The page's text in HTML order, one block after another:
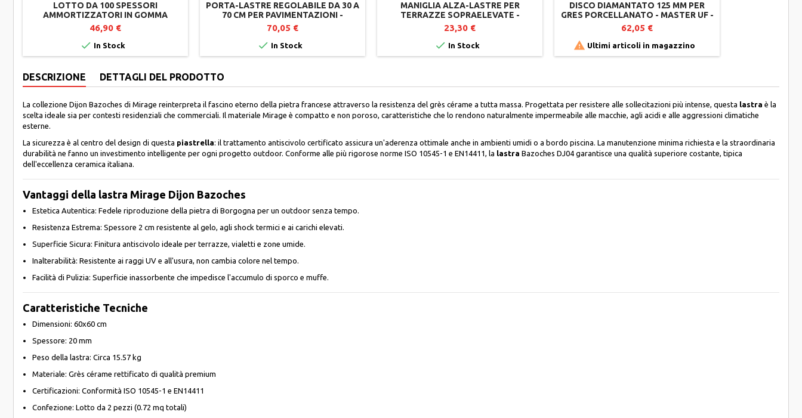
LOTTO DA 100 SPESSORI
AMMORTIZZATORI IN GOMMA
RICICLATA PER SUPPORTI TERRAZZA
46,90 €
 In Stock
PORTA-LASTRE REGOLABILE DA 30 A
70 CM PER PAVIMENTAZIONI -
JOUPLAST
70,05 €
 In Stock
MANIGLIA ALZA-LASTRE PER
TERRAZZE SOPRAELEVATE -
JOUPLAST
23,30 €
 In Stock
DISCO DIAMANTATO 125 MM PER
GRES PORCELLANATO - MASTER UF -
SAMEDIA
62,05 €
 Ultimi articoli in magazzino
DESCRIZIONE DETTAGLI DEL PRODOTTO
La collezione Dijon Bazoches di Mirage reinterpreta il fascino eterno della pietra francese attraverso la resistenza del grès cérame a tutta massa. Progettata per resistere alle sollecitazioni più intense, questa lastra è la
scelta ideale sia per contesti residenziali che commerciali. Il materiale Mirage è compatto e non poroso, caratteristiche che lo rendono naturalmente impermeabile alle macchie, agli acidi e alle aggressioni climatiche
esterne.
La sicurezza è al centro del design di questa piastrella: il trattamento antiscivolo certificato assicura un'aderenza ottimale anche in ambienti umidi o a bordo piscina. La manutenzione minima richiesta e la straordinaria
durabilità ne fanno un investimento intelligente per ogni progetto outdoor. Conforme alle più rigorose norme ISO 10545-1 e EN14411, la lastra Bazoches DJ04 garantisce una qualità superiore costante, tipica
dell'eccellenza ceramica italiana.
Vantaggi della lastra Mirage Dijon Bazoches
Estetica Autentica: Fedele riproduzione della pietra di Borgogna per un outdoor senza tempo.
Resistenza Estrema: Spessore 2 cm resistente al gelo, agli shock termici e ai carichi elevati.
Superficie Sicura: Finitura antiscivolo ideale per terrazze, vialetti e zone umide.
Inalterabilità: Resistente ai raggi UV e all'usura, non cambia colore nel tempo.
Facilità di Pulizia: Superficie inassorbente che impedisce l'accumulo di sporco e muffe.
Caratteristiche Tecniche
Dimensioni: 60x60 cm
Spessore: 20 mm
Peso della lastra: Circa 15.57 kg
Materiale: Grès cérame rettificato di qualità premium
Certificazioni: Conformità ISO 10545-1 e EN14411
Confezione: Lotto da 2 pezzi (0.72 mq totali)